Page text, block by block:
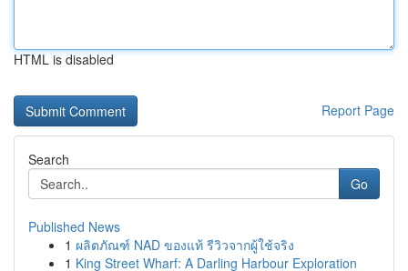
HTML is disabled
Report Page
Search
Go
Published News
1 ผลิตภัณฑ์ NAD ของแท้ รีวิวจากผู้ใช้จริง
1 King Street Wharf: A Darling Harbour Exploration